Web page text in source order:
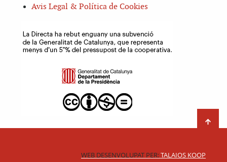
Avis Legal & Política de Cookies
WEB DESENVOLUPAT PER:TALAIOS KOOP